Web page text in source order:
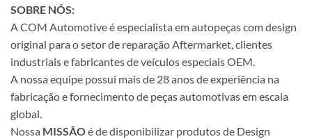
SOBRE NÓS:
A COM Automotive é especialista em autopeças com design
original para o setor de reparação Aftermarket, clientes
industriais e fabricantes de veículos especiais OEM.
A nossa equipe possui mais de 28 anos de experiência na
fabricação e fornecimento de peças automotivas em escala
global.
Nossa MISSÃOé de disponibilizar produtos de Design